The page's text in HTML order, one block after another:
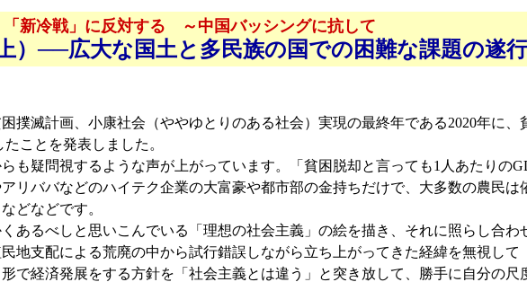
新冷戦」に反対する ～中国バッシングに抗して
）──広大な国土と多民族の国での困難な課題の遂行
滅計画、小康社会（ややゆとりのある社会）実現の最終年である2020年に、
ことを発表しました。
疑問視するような声が上がっています。「貧困脱却と言っても1人あたりの
リババなどのハイテク企業の大富豪や都市部の金持ちだけで、大多数の農民は
どなどです。
あるべしと思いこんでいる「理想の社会主義」の絵を描き、それに照らし合わ
地支配による荒廃の中から試行錯誤しながら立ち上がってきた経緯を無視して
で経済発展をする方針を「社会主義とは違う」と突き放して、勝手に自分の尺